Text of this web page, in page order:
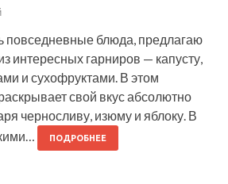
повседневные блюда, предлагаю
интересных гарниров — капусту,
и сухофруктами. В этом
свой вкус абсолютно
черносливу, изюму и яблоку. В
ПОДРОБНЕЕ